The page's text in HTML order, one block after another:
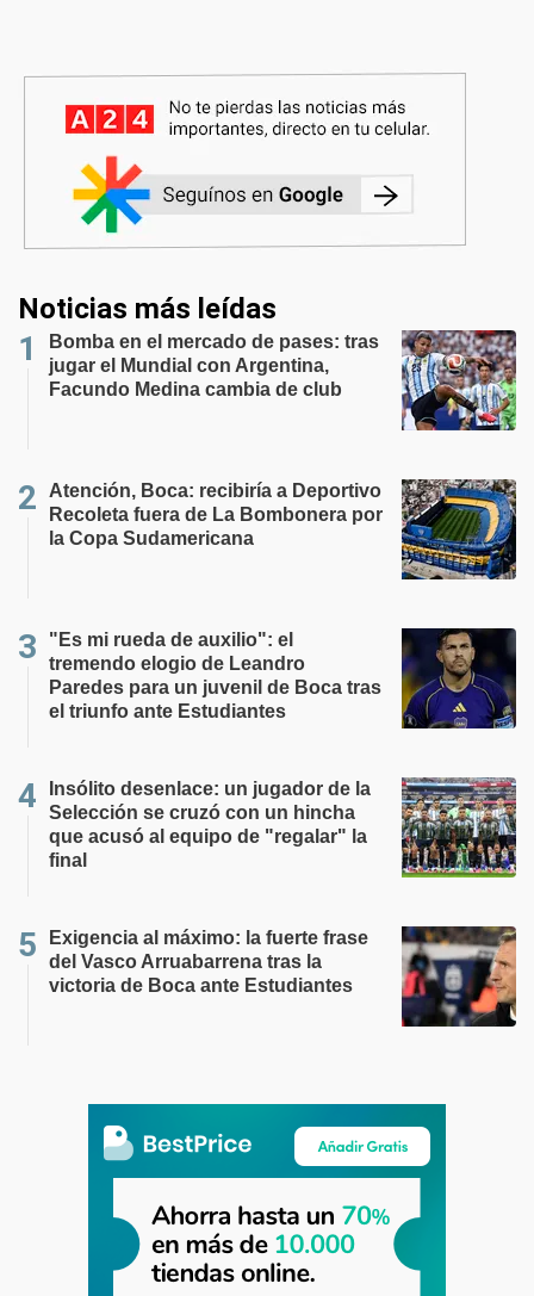
Noticias más leídas
Bomba en el mercado de pases: tras
jugar el Mundial con Argentina,
Facundo Medina cambia de club
Atención, Boca: recibiría a Deportivo
Recoleta fuera de La Bombonera por
la Copa Sudamericana
"Es mi rueda de auxilio": el
tremendo elogio de Leandro
Paredes para un juvenil de Boca tras
el triunfo ante Estudiantes
Insólito desenlace: un jugador de la
Selección se cruzó con un hincha
que acusó al equipo de "regalar" la
final
Exigencia al máximo: la fuerte frase
del Vasco Arruabarrena tras la
victoria de Boca ante Estudiantes